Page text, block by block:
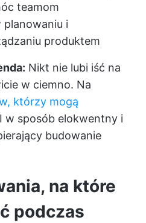
teamom
planowaniu i
produktem
Nikt nie lubi iść na
w ciemno. Na
którzy mogą
w sposób elokwentny i
budowanie
na które
podczas